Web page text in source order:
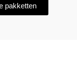
pakketten